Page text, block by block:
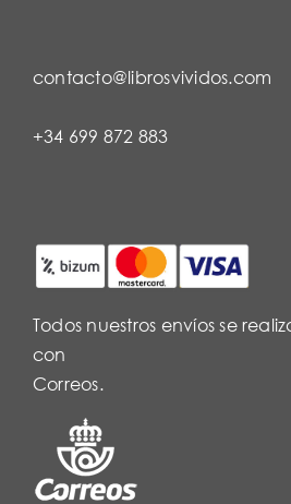
contacto@librosvividos.com
+34 699 872 883
Todos nuestros envíos se
con
Correos.